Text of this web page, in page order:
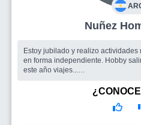
Estoy jubilado y realizo actividades relacionadas a mi profesión
en forma independiente. Hobby salir a en bicicleta. Planes para
este año viajes...